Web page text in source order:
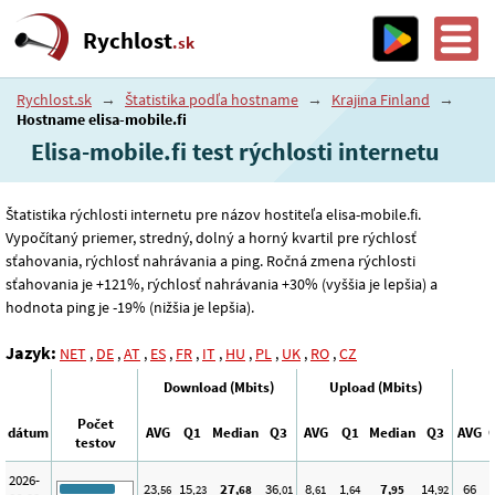
Rychlost.sk
Rychlost.sk → Štatistika podľa hostname → Krajina Finland
→
Hostname elisa-mobile.fi
Elisa-mobile.fi test rýchlosti internetu
Štatistika rýchlosti internetu pre názov hostiteľa elisa-mobile.fi.
Vypočítaný priemer, stredný, dolný a horný kvartil pre rýchlosť
sťahovania, rýchlosť nahrávania a ping. Ročná zmena rýchlosti
sťahovania je +121%, rýchlosť nahrávania +30% (vyššia je lepšia) a
hodnota ping je -19% (nižšia je lepšia).
Jazyk: NET , DE ,AT , ES , FR , IT , HU , PL , UK , RO ,CZ
Download (Mbits) Upload (Mbits)
dátum
Počet
testov
AVG Q1 Median Q3 AVG Q1 Median Q3 AVG
2026-
23,56 15,23 27,68 36,01 8,61 1,64 7,95 14,92 66